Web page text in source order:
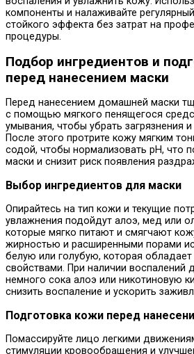
компоненты и налаживайте
стойкого эффекта без затрат на
процедуры.
Подбор ингредиентов и
перед нанесением маски
Перед нанесением домашней маски
с помощью мягкого пенящегося
умывания, чтобы убрать загрязнения
После этого протрите кожу мягким
содой, чтобы нормализовать pH, что
маски и снизит риск появления
Выбор ингредиентов для маски
Опирайтесь на тип кожи и текущие
увлажнения подойдут алоэ, мед или
которые мягко питают и смягчают
жирностью и расширенными порами
белую или голубую, которая
свойствами. При наличии воспалений
немного сока алоэ или никотиновую
снизить воспаление и ускорить
Подготовка кожи перед
Помассируйте лицо легкими
стимуляции кровообращения и